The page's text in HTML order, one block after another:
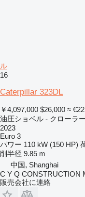
ル
16
Caterpillar 323DL
￥4,097,000 $26,000 ≈
油圧ショベル - クローラ
2023
Euro 3
パワー 110 kW (150 HP)
削半径 9.85 m
中国, Shanghai
C Y Q CONSTRUCTION
販売会社に連絡